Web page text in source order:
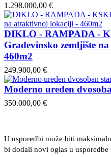
1.298.000,00 €
DIKLO - RAMPADA -
Građevinsko zemljište
460m2
249.900,00 €
Moderno uređen
350.000,00 €
U usporedbi može biti
bi dodali novi oglas u usporedbe